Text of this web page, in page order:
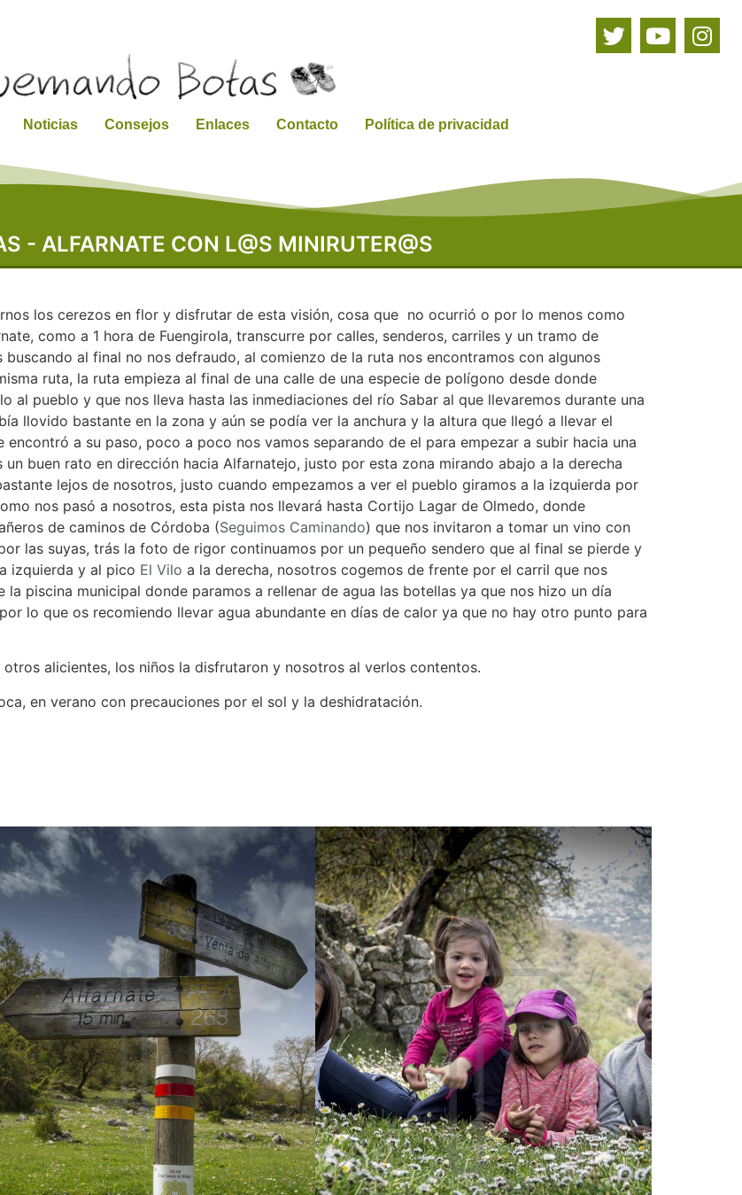
Noticias Consejos Enlaces Contacto Política de privacidad
- ALFARNATE CON L@S MINIRUTER@S
los cerezos en flor y disfrutar de esta visión, cosa que no ocurrió o por lo menos como
como a 1 hora de Fuengirola, transcurre por calles, senderos, carriles y un tramo de
al final no nos defraudo, al comienzo de la ruta nos encontramos con algunos
ruta, la ruta empieza al final de una calle de una especie de polígono desde donde
al pueblo y que nos lleva hasta las inmediaciones del río Sabar al que llevaremos durante una
llovido bastante en la zona y aún se podía ver la anchura y la altura que llegó a llevar el
a su paso, poco a poco nos vamos separando de el para empezar a subir hacia una
buen rato en dirección hacia Alfarnatejo, justo por esta zona mirando abajo a la derecha
lejos de nosotros, justo cuando empezamos a ver el pueblo giramos a la izquierda por
nos pasó a nosotros, esta pista nos llevará hasta Cortijo Lagar de Olmedo, donde
de caminos de Córdoba (Seguimos Caminando) que nos invitaron a tomar un vino con
las suyas, trás la foto de rigor continuamos por un pequeño sendero que al final se pierde y
izquierda y al pico El Vilo a la derecha, nosotros cogemos de frente por el carril que nos
piscina municipal donde paramos a rellenar de agua las botellas ya que nos hizo un día
lo que os recomiendo llevar agua abundante en días de calor ya que no hay otro punto para
otros alicientes, los niños la disfrutaron y nosotros al verlos contentos.
en verano con precauciones por el sol y la deshidratación.